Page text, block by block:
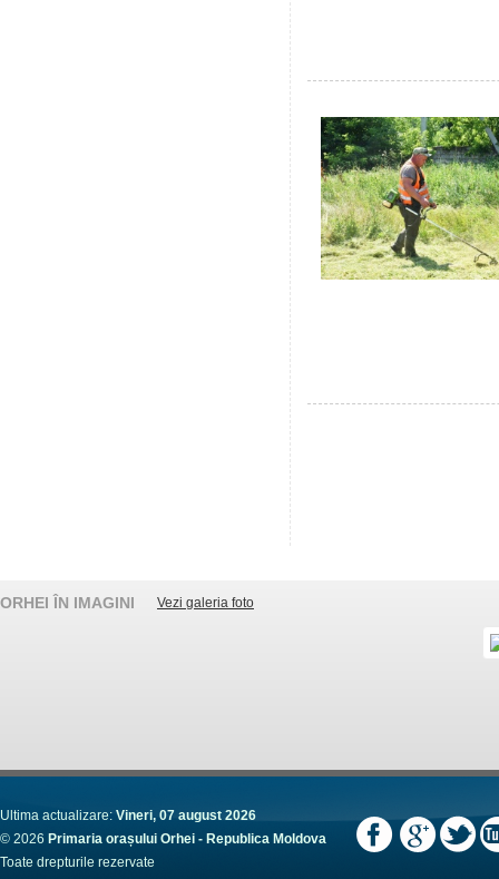
ORHEI ÎN IMAGINI Vezi galeria foto
Ultima actualizare: Vineri, 07 august 2026
© 2026 Primaria orașului Orhei - Republica Moldova
Toate drepturile rezervate